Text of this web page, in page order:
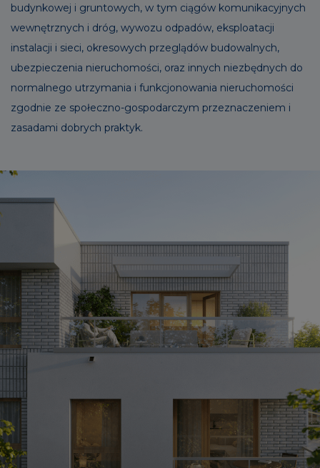
budynkowej i gruntowych, w tym ciągów komunikacyjnych
wewnętrznych i dróg, wywozu odpadów, eksploatacji
instalacji i sieci, okresowych przeglądów budowalnych,
ubezpieczenia nieruchomości, oraz innych niezbędnych do
normalnego utrzymania i funkcjonowania nieruchomości
zgodnie ze społeczno-gospodarczym przeznaczeniem i
zasadami dobrych praktyk.